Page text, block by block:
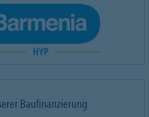
Baufinanzierung